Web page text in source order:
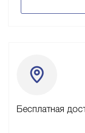
Бесплатная